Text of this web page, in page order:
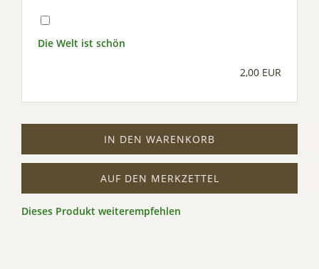
Die Welt ist schön
2,00 EUR
IN DEN WARENKORB
AUF DEN MERKZETTEL
Dieses Produkt weiterempfehlen